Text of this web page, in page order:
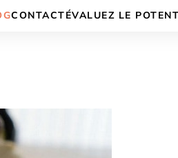
CONTACTÉVALUEZ LE